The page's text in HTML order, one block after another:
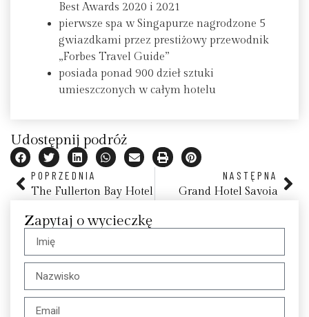
Best Awards 2020 i 2021
pierwsze spa w Singapurze nagrodzone 5
gwiazdkami przez prestiżowy przewodnik
„Forbes Travel Guide”
posiada ponad 900 dzieł sztuki
umieszczonych w całym hotelu
Udostępnij podróż
POPRZEDNIA
The Fullerton Bay Hotel
NASTĘPNA
Grand Hotel Savoia
Zapytaj o wycieczkę